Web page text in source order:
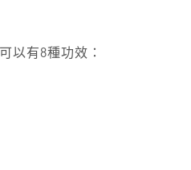
以有8種功效：